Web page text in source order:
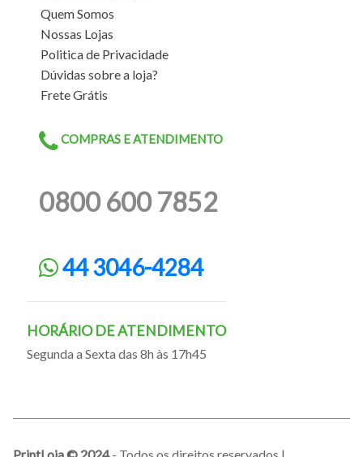
Quem Somos
Nossas Lojas
Politica de Privacidade
Dúvidas sobre a loja?
Frete Grátis
COMPRAS E ATENDIMENTO
0800 600 7852
44 3046-4284
HORÁRIO DE ATENDIMENTO
Segunda a Sexta das 8h às 17h45